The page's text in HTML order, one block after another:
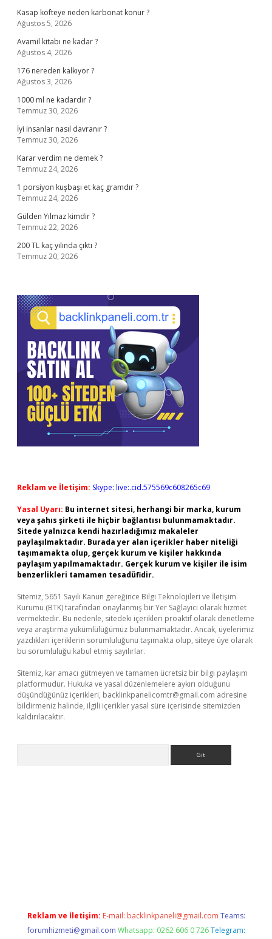
Kasap köfteye neden karbonat konur ?
Ağustos 5, 2026
Avamil kitabı ne kadar ?
Ağustos 4, 2026
176 nereden kalkıyor ?
Ağustos 3, 2026
1000 ml ne kadardır ?
Temmuz 30, 2026
İyi insanlar nasıl davranır ?
Temmuz 30, 2026
Karar verdim ne demek ?
Temmuz 24, 2026
1 porsiyon kuşbaşı et kaç gramdır ?
Temmuz 24, 2026
Gülden Yılmaz kimdir ?
Temmuz 22, 2026
200 TL kaç yılında çıktı ?
Temmuz 20, 2026
Reklam ve İletişim: Skype: live:.cid.575569c608265c69
Yasal Uyarı: Bu internet sitesi, herhangi bir marka, kurum
veya şahıs şirketi ile hiçbir bağlantısı bulunmamaktadır.
Sitede yalnızca kendi hazırladığımız makaleler
paylaşılmaktadır. Burada yer alan içerikler haber niteliği
taşımamakta olup, gerçek kurum ve kişiler hakkında
paylaşım yapılmamaktadır. Gerçek kurum ve kişiler ile isim
benzerlikleri tamamen tesadüfidir.
Sitemiz, 5651 Sayılı Kanun gereğince Bilgi Teknolojileri ve İletişim
Kurumu (BTK) tarafından onaylanmış bir Yer Sağlayıcı olarak hizmet
vermektedir. Bu nedenle, sitedeki içerikleri proaktif olarak denetleme
veya araştırma yükümlülüğümüz bulunmamaktadır. Ancak, üyelerimiz
yazdıkları içeriklerin sorumluluğunu taşımakta olup, siteye üye olarak
bu sorumluluğu kabul etmiş sayılırlar.
Sitemiz, kar amacı gütmeyen ve tamamen ücretsiz bir bilgi paylaşım
platformudur. Hukuka ve yasal düzenlemelere aykırı olduğunu
düşündüğünüz içerikleri, backlinkpanelicomtr@gmail.com adresine
bildirmeniz halinde, ilgili içerikler yasal süre içerisinde sitemizden
kaldırılacaktır.
Reklam ve İletişim: E-mail: backlinkpaneli@gmail.com Teams:
forumhizmeti@gmail.com Whatsapp: 0262 606 0 726 Telegram: